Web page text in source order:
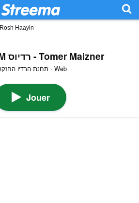
Rosh Haayin
100FM רדיוס - Tomer Maizner
תחנת הרדיו החזקה במדינה · Web
Jouer